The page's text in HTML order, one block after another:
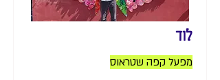
לוד
מפעל קפה שטראוס